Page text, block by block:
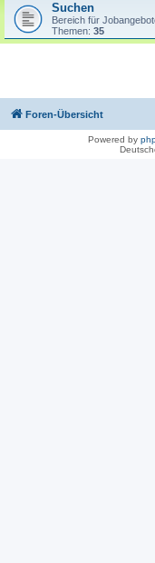
Suchen
Bereich für
Themen: 35
Foren-Übersicht
Powered by